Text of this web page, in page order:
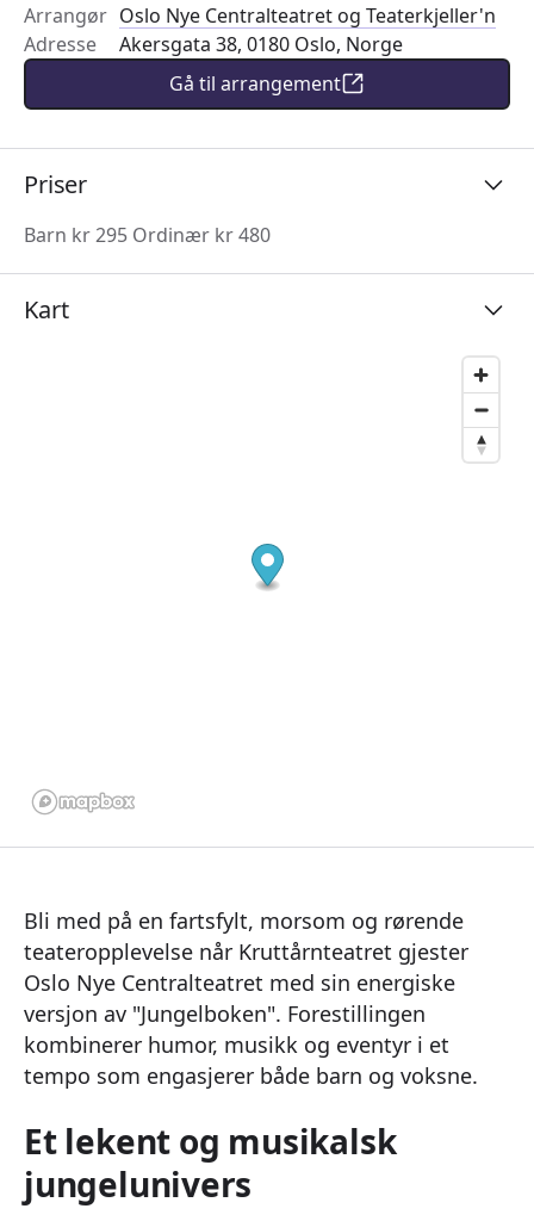
Arrangør Oslo Nye Centralteatret og Teaterkjeller'n
Adresse
Akersgata 38, 0180 Oslo, Norge
Gå til arrangement
Priser
Barn kr 295 Ordinær kr 480
Kart
Bli med på en fartsfylt, morsom og rørende
teateropplevelse når Kruttårnteatret gjester
Oslo Nye Centralteatret med sin energiske
versjon av "Jungelboken". Forestillingen
kombinerer humor, musikk og eventyr i et
tempo som engasjerer både barn og voksne.
Et lekent og musikalsk
jungelunivers